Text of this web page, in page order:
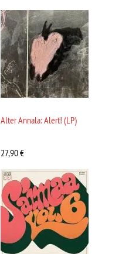
Alter Annala: Alert! (LP)
27,90€